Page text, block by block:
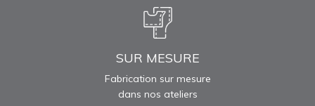
SUR MESURE
Fabrication sur mesure
dans nos ateliers